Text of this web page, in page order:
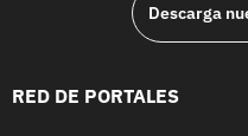
Descarga
RED DE PORTALES